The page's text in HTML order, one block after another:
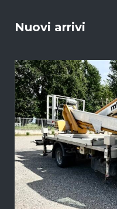
Nuovi arrivi